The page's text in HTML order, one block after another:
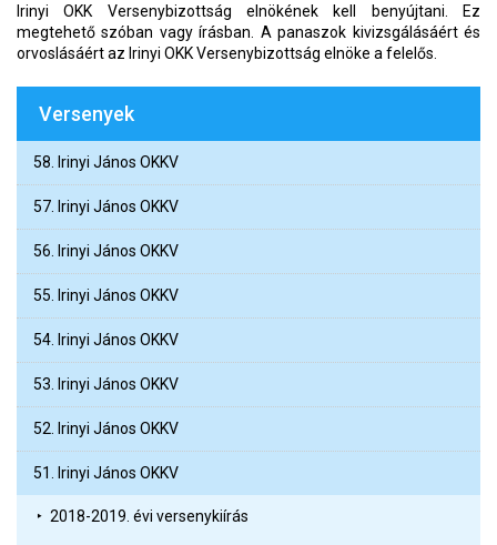
Irinyi OKK Versenybizottság elnökének kell benyújtani. Ez
megtehető szóban vagy írásban. A panaszok kivizsgálásáért és
orvoslásáért az Irinyi OKK Versenybizottság elnöke a felelős.
Versenyek
58. Irinyi János OKKV
57. Irinyi János OKKV
56. Irinyi János OKKV
55. Irinyi János OKKV
54. Irinyi János OKKV
53. Irinyi János OKKV
52. Irinyi János OKKV
51. Irinyi János OKKV
2018-2019. évi versenykiírás